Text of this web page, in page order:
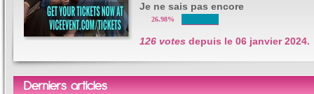
Je ne sais pas encore
26.98%
126 votes depuis le 06 janvier 2024.
Derniers articles